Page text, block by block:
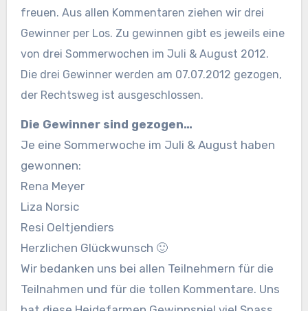
freuen. Aus allen Kommentaren ziehen wir drei
Gewinner per Los. Zu gewinnen gibt es jeweils eine
von drei Sommerwochen im Juli & August 2012.
Die drei Gewinner werden am 07.07.2012 gezogen,
der Rechtsweg ist ausgeschlossen.
Die Gewinner sind gezogen…
Je eine Sommerwoche im Juli & August haben
gewonnen:
Rena Meyer
Liza Norsic
Resi Oeltjendiers
Herzlichen Glückwunsch 🙂
Wir bedanken uns bei allen Teilnehmern für die
Teilnahmen und für die tollen Kommentare. Uns